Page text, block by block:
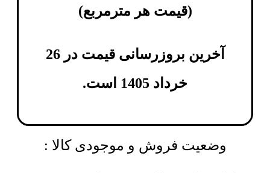
(قیمت هر مترمربع)
آخرین بروزرسانی قیمت در 26
خرداد 1405 است.
وضعیت فروش و موجودی کالا :